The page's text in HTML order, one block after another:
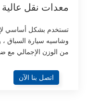
معدات نقل عالية
تستخدم بشكل أساسي
وشاسيه سيارة السباق ،
من الوزن الإجمالي مع
اتصل بنا الآن